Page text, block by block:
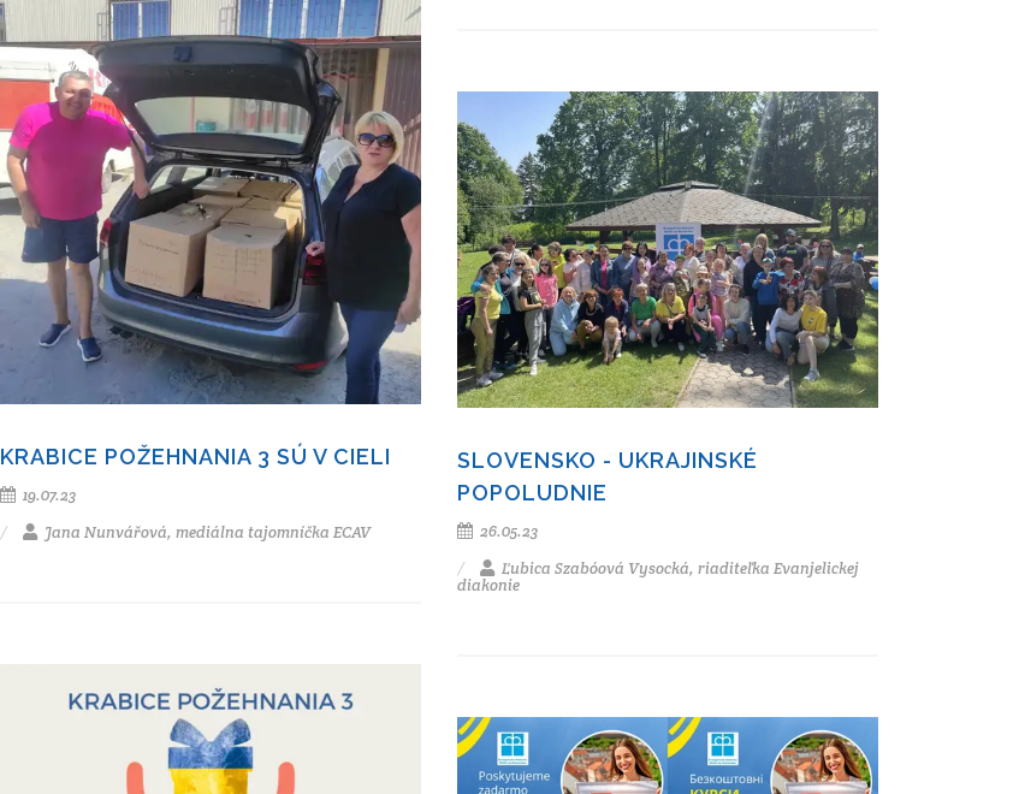
KRABICE POŽEHNANIA 3 SÚ V CIELI
19.07.23
Jana Nunvářová, mediálna tajomníčka ECAV
SLOVENSKO - UKRAJINSKÉ
POPOLUDNIE
26.05.23
Ľubica Szabóová Vysocká, riaditeľka Evanjelickej
diakonie